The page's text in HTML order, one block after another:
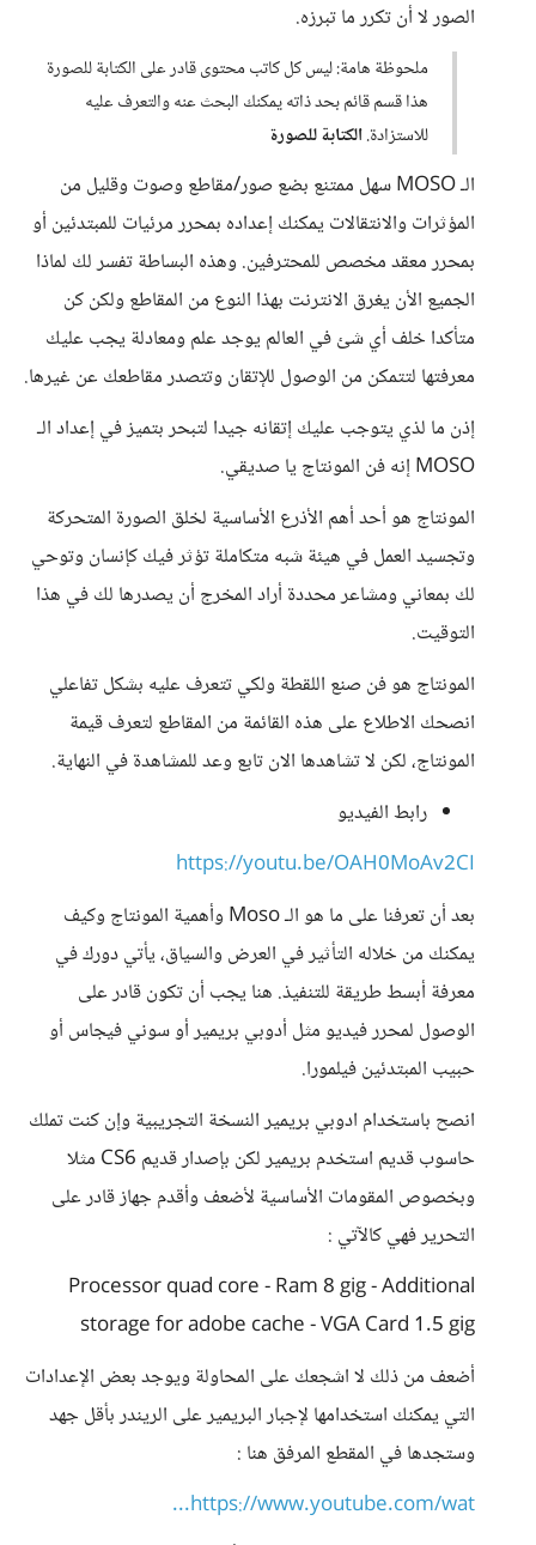
الصور لا أن تكرر ما تبرزه.
ملحوظة هامة: ليس كل كاتب محتوى قادر على الكتابة للصورة
هذا قسم قائم بحد ذاته يمكنك البحث عنه والتعرف عليه
للاستزادة.الكتابة للصورة
الـ MOSO سهل ممتنع بضع صور/مقاطع وصوت وقليل من
المؤثرات والانتقالات يمكنك إعداده بمحرر مرئيات للمبتدئين أو
بمحرر معقد مخصص للمحترفين. وهذه البساطة تفسر لك لماذا
الجميع الأن يغرق الانترنت بهذا النوع من المقاطع ولكن كن
متأكدا خلف أي شئ في العالم يوجد علم ومعادلة يجب عليك
معرفتها لتتمكن من الوصول للإتقان وتتصدر مقاطعك عن غيرها.
إذن ما لذي يتوجب عليك إتقانه جيدا لتبحر بتميز في إعداد الـ
MOSO إنه فن المونتاج يا صديقي.
المونتاج هو أحد أهم الأذرع الأساسية لخلق الصورة المتحركة
وتجسيد العمل في هيئة شبه متكاملة تؤثر فيك كإنسان وتوحي
لك بمعاني ومشاعر محددة أراد المخرج أن يصدرها لك في هذا
التوقيت.
المونتاج هو فن صنع اللقطة ولكي تتعرف عليه بشكل تفاعلي
انصحك الاطلاع على هذه القائمة من المقاطع لتعرف قيمة
المونتاج، لكن لا تشاهدها الان تابع وعد للمشاهدة في النهاية.
رابط الفيديو
https://youtu.be/OAH0MoAv2CI
بعد أن تعرفنا على ما هو الـ Moso وأهمية المونتاج وكيف
يمكنك من خلاله التأثير في العرض والسياق، يأتي دورك في
معرفة أبسط طريقة للتنفيذ. هنا يجب أن تكون قادر على
الوصول لمحرر فيديو مثل أدوبي بريمير أو سوني فيجاس أو
حبيب المبتدئين فيلمورا.
انصح باستخدام ادوبي بريمير النسخة التجريبية وإن كنت تملك
حاسوب قديم استخدم بريمير لكن بإصدار قديم CS6 مثلا
وبخصوص المقومات الأساسية لأضعف وأقدم جهاز قادر على
التحرير فهي كالآتي :
Processor quad core - Ram 8 gig - Additional
storage for adobe cache - VGA Card 1.5 gig
أضعف من ذلك لا اشجعك على المحاولة ويوجد بعض الإعدادات
التي يمكنك استخدامها لإجبار البريمير على الريندر بأقل جهد
وستجدها في المقطع المرفق هنا :
https://www.youtube.com/wat...